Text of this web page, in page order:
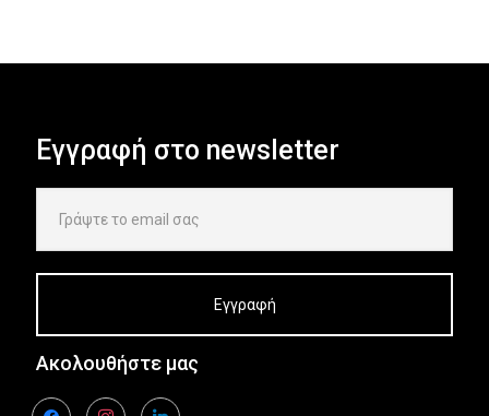
Εγγραφή στο newsletter
Ακολουθήστε μας
facebookinstagramlinkedin